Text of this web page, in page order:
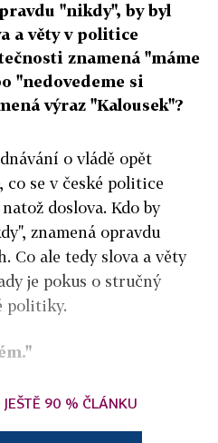
"nikdy", by byl
a věty v politice
znamená "máme
"nedovedeme si
výraz "Kalousek"?
o vládě opět
co se v české politice
doslova. Kdo by
znamená opravdu
Co ale tedy slova a věty
je pokus o stručný
politiky.
90 % ČLÁNKU